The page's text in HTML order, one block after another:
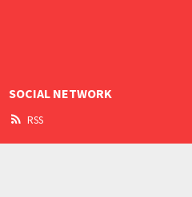
SOCIAL NETWORK
RSS